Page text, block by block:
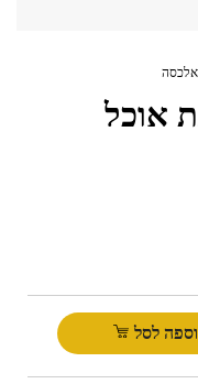
אלכסה
אוכל
לסל